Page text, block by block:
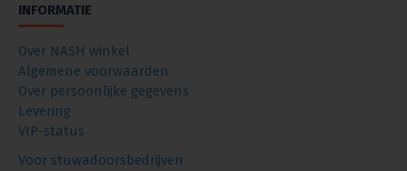
INFORMATIE
Over NASH winkel
Algemene voorwaarden
Over persoonlijke gegevens
Levering
VIP-status
Voor stuwadoorsbedrijven